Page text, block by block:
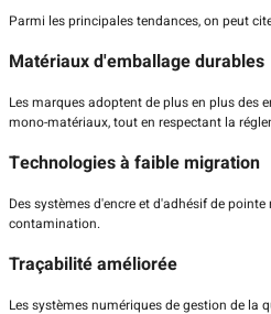
Parmi les principales tendances, on peut
Matériaux d'emballage durables
Les marques adoptent de plus en plus des
mono-matériaux, tout en respectant la
Technologies à faible migration
Des systèmes d'encre et d'adhésif de
contamination.
Traçabilité améliorée
Les systèmes numériques de gestion de la